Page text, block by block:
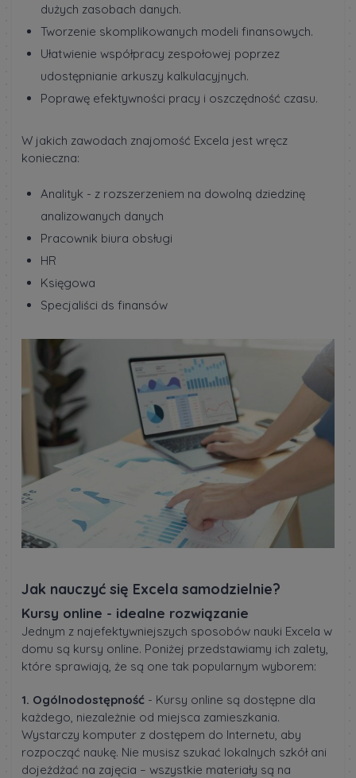
dużych zasobach danych.
Tworzenie skomplikowanych modeli finansowych.
Ułatwienie współpracy zespołowej poprzez
udostępnianie arkuszy kalkulacyjnych.
Poprawę efektywności pracy i oszczędność czasu.
W jakich zawodach znajomość Excela jest wręcz
konieczna:
Analityk - z rozszerzeniem na dowolną dziedzinę
analizowanych danych
Pracownik biura obsługi
HR
Księgowa
Specjaliści ds finansów
Jak nauczyć się Excela samodzielnie?
Kursy online - idealne rozwiązanie
Jednym z najefektywniejszych sposobów nauki Excela w
domu są kursy online. Poniżej przedstawiamy ich zalety,
które sprawiają, że są one tak popularnym wyborem:
1. Ogólnodostępność - Kursy online są dostępne dla
każdego, niezależnie od miejsca zamieszkania.
Wystarczy komputer z dostępem do Internetu, aby
rozpocząć naukę. Nie musisz szukać lokalnych szkół ani
dojeżdżać na zajęcia – wszystkie materiały są na